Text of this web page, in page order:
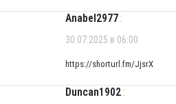
Anabel2977:
30.07.2025 в 06:00
https://shorturl.fm/JjsrX
Duncan1902: